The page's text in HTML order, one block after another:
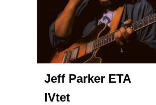
Jeff Parker ETA
IVtet